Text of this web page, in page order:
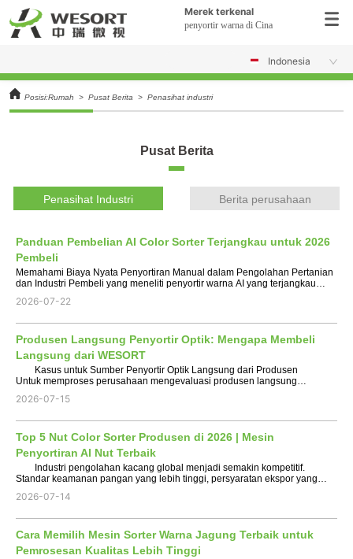
Merek terkenal
penyortir warna di Cina
Indonesia
Posisi:Rumah > Pusat Berita > Penasihat industri
Pusat Berita
Penasihat Industri Berita perusahaan
Panduan Pembelian AI Color Sorter Terjangkau untuk 2026
Pembeli
Memahami Biaya Nyata Penyortiran Manual dalam Pengolahan Pertanian
dan Industri Pembeli yang meneliti penyortir warna AI yang terjangkau
sangat spesifik: kenaikan biaya tenaga kerja, te...
2026-07-22
Produsen Langsung Penyortir Optik: Mengapa Membeli
Langsung dari WESORT
Kasus untuk Sumber Penyortir Optik Langsung dari Produsen
Untuk memproses perusahaan mengevaluasi produsen langsung
peralatan. Ini tentang siapa yang merancang algoritma visi, s...
2026-07-15
Top 5 Nut Color Sorter Produsen di 2026 | Mesin
Penyortiran AI Nut Terbaik
Industri pengolahan kacang global menjadi semakin kompetitif.
Standar keamanan pangan yang lebih tinggi, persyaratan ekspor yang
berinvestasi dalam teknologi penyortiran yang leb...
2026-07-14
Cara Memilih Mesin Sorter Warna Jagung Terbaik untuk
Pemrosesan Kualitas Lebih Tinggi